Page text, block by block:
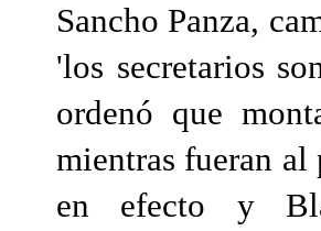
Sancho Panza,
'los secretarios
ordenó que
mientras fueran al
en efecto y